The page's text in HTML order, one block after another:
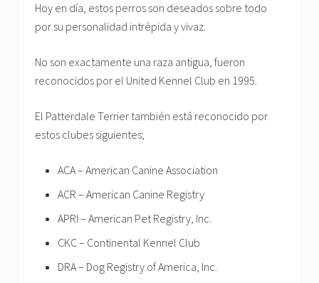
Hoy en día, estos perros son deseados sobre todo
por su personalidad intrépida y vivaz.
No son exactamente una raza antigua, fueron
reconocidos por el United Kennel Club en 1995.
El Patterdale Terrier también está reconocido por
estos clubes siguientes;
ACA – American Canine Association
ACR – American Canine Registry
APRI – American Pet Registry, Inc.
CKC – Continental Kennel Club
DRA – Dog Registry of America, Inc.